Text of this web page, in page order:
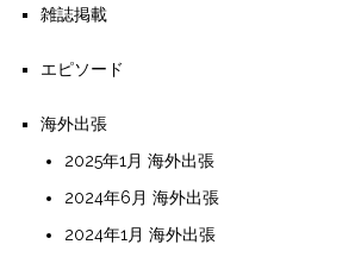
雑誌掲載
エピソード
海外出張
2025年1月 海外出張
2024年6月 海外出張
2024年1月 海外出張